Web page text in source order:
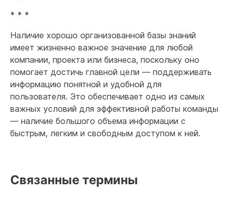
* * *
Наличие хорошо организованной базы знаний
имеет жизненно важное значение для любой
компании, проекта или бизнеса, поскольку оно
помогает достичь главной цели — поддерживать
информацию понятной и удобной для
пользователя. Это обеспечивает одно из самых
важных условий для эффективной работы команды
— наличие большого объема информации с
быстрым, легким и свободным доступом к ней.
Связанные термины